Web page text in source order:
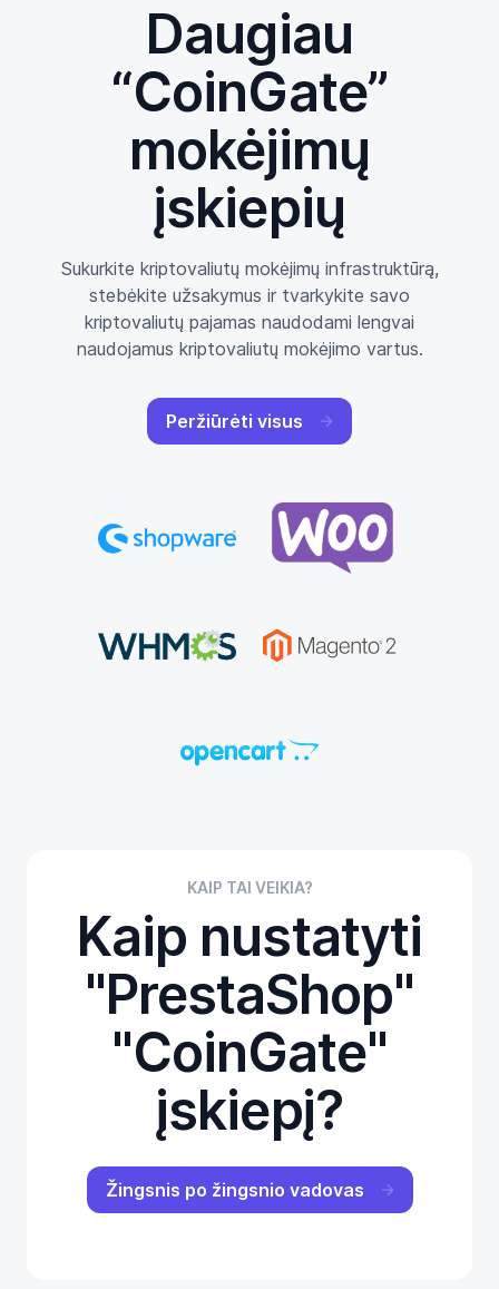
Daugiau
“CoinGate”
mokėjimų
įskiepių
Sukurkite kriptovaliutų mokėjimų infrastruktūrą,
stebėkite užsakymus ir tvarkykite savo
kriptovaliutų pajamas naudodami lengvai
naudojamus kriptovaliutų mokėjimo vartus.
Peržiūrėti visus
KAIP TAI VEIKIA?
Kaip nustatyti
"PrestaShop"
"CoinGate"
įskiepį?
Žingsnis po žingsnio vadovas